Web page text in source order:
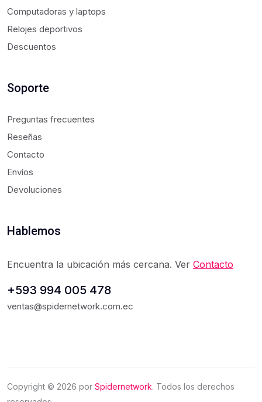
Computadoras y laptops
Relojes deportivos
Descuentos
Soporte
Preguntas frecuentes
Reseñas
Contacto
Envíos
Devoluciones
Hablemos
Encuentra la ubicación más cercana. Ver Contacto
+593 994 005 478
ventas@spidernetwork.com.ec
Copyright © 2026 por Spidernetwork. Todos los derechos